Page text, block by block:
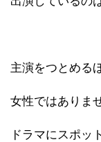
主演をつとめる
女性ではありま
ドラマにスポッ